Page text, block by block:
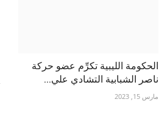
الحكومة الليبية تكرِّم عضو حركة
ناصر الشبابية التشادي علي...
مارس 15, 2023